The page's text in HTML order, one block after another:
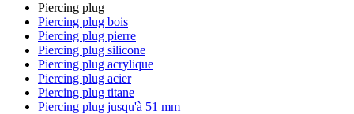
Piercing plug
Piercing plug bois
Piercing plug pierre
Piercing plug silicone
Piercing plug acrylique
Piercing plug acier
Piercing plug titane
Piercing plug jusqu'à 51 mm